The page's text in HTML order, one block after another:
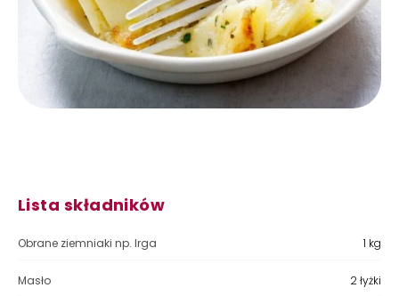
Lista składników
Obrane ziemniaki np. Irga 1 kg
Masło 2 łyżki